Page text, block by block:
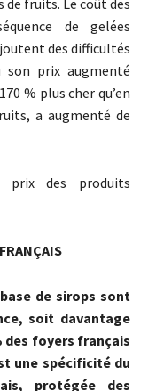
de fruits. Le coût des
de gelées
des difficultés
son prix augmenté
% plus cher qu’en
a augmenté de
prix des produits
de sirops sont
soit davantage
des foyers français
une spécificité du
protégée des